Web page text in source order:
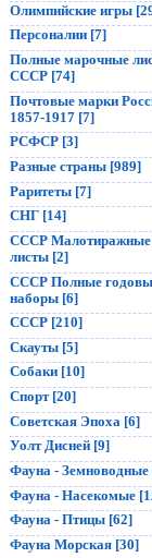
Олимпийские игры
Персоналии [7]
Полные марочные
СССР [74]
Почтовые марки
1857-1917 [7]
РСФСР [3]
Разные страны [989]
Раритеты [7]
СНГ [14]
СССР
листы [2]
СССР Полные
наборы [6]
СССР [210]
Скауты [5]
Собаки [10]
Спорт [20]
Советская Эпоха [6]
Уолт Дисней [9]
Фауна - Земноводные
Фауна - Насекомые
Фауна - Птицы [62]
Фауна Морская [30]